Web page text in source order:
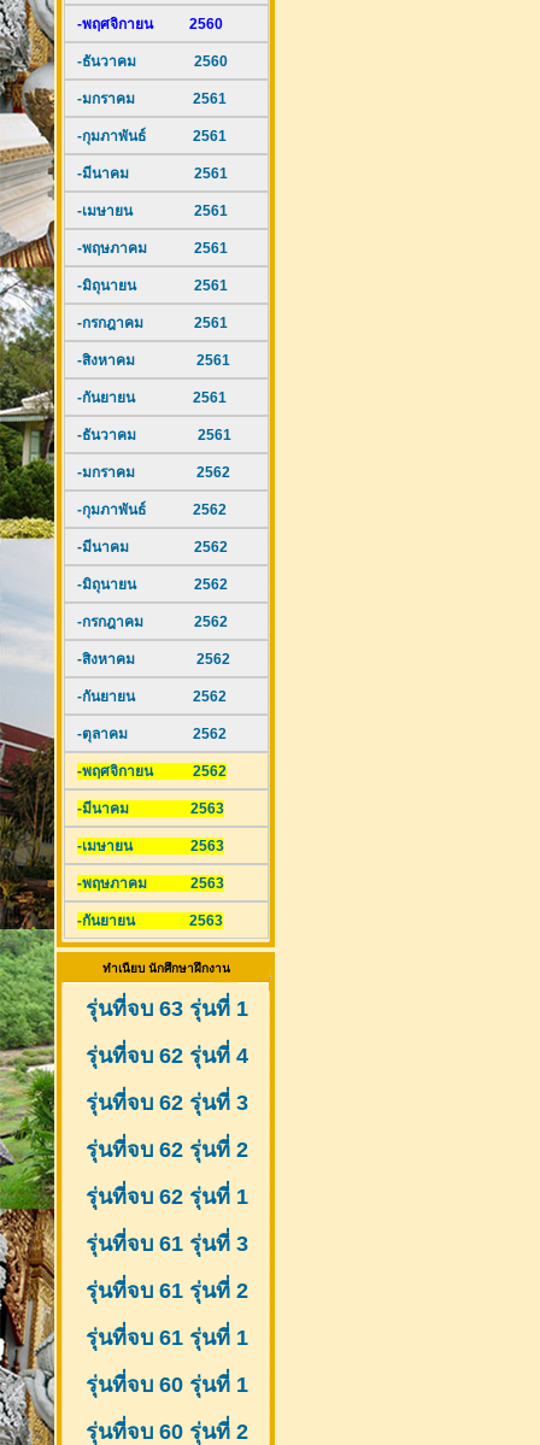
-พฤศจิกายน 2560
-ธันวาคม 2560
-มกราคม 2561
-กุมภาพันธ์ 2561
-มีนาคม 2561
-เมษายน 2561
-พฤษภาคม 2561
-มิถุนายน 2561
-กรกฎาคม 2561
-สิงหาคม 2561
-กันยายน 2561
-ธันวาคม 2561
-มกราคม 2562
-กุมภาพันธ์ 2562
-มีนาคม 2562
-มิถุนายน 2562
-กรกฎาคม 2562
-สิงหาคม 2562
-กันยายน 2562
-ตุลาคม 2562
-พฤศจิกายน 2562
-มีนาคม 2563
-เมษายน 2563
-พฤษภาคม 2563
-กันยายน 2563
ทำเนียบ นักศึกษาฝึกงาน
รุ่นที่จบ 63 รุ่นที่ 1
รุ่นที่จบ 62 รุ่นที่ 4
รุ่นที่จบ 62 รุ่นที่ 3
รุ่นที่จบ 62 รุ่นที่ 2
รุ่นที่จบ 62 รุ่นที่ 1
รุ่นที่จบ 61 รุ่นที่ 3
รุ่นที่จบ 61 รุ่นที่ 2
รุ่นที่จบ 61รุ่นที่ 1
รุ่นที่จบ 60 รุ่นที่ 1
รุ่นที่จบ 60 รุ่นที่ 2